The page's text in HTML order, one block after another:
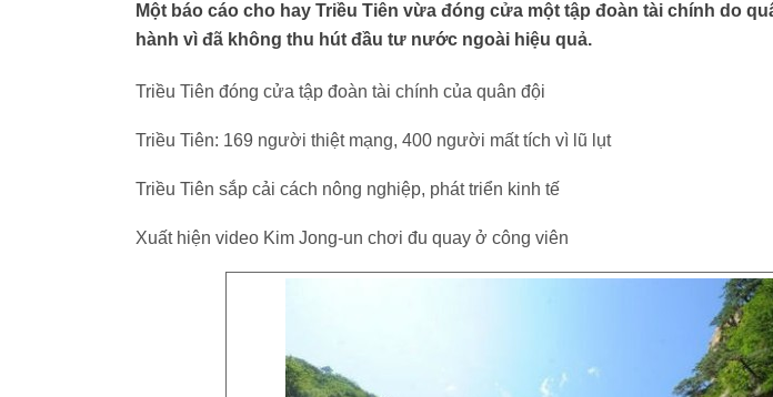
Một báo cáo cho hay Triều Tiên vừa đóng cửa một tập đoàn tài chính do
hành vì đã không thu hút đầu tư nước ngoài hiệu quả.
Triều Tiên đóng cửa tập đoàn tài chính của quân đội
Triều Tiên: 169 người thiệt mạng, 400 người mất tích vì lũ lụt
Triều Tiên sắp cải cách nông nghiệp, phát triển kinh tế
Xuất hiện video Kim Jong-un chơi đu quay ở công viên